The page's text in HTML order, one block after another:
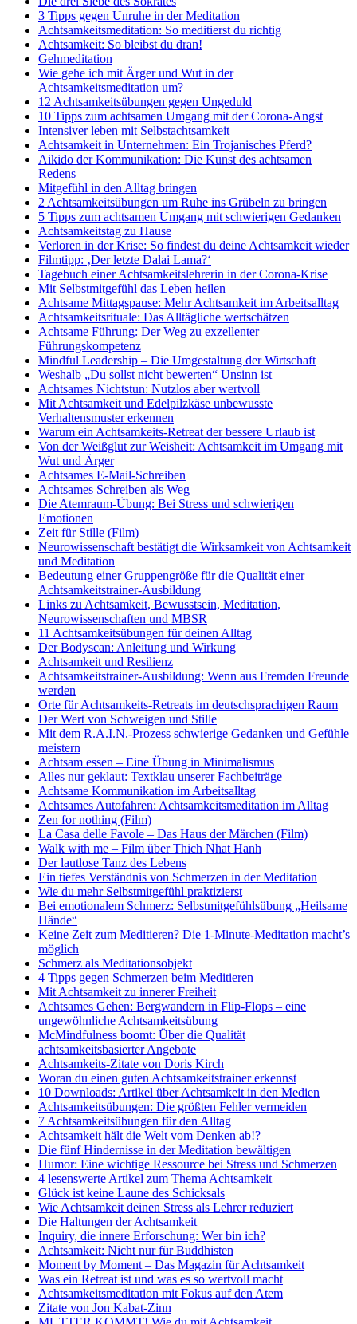
3 Tipps gegen Unruhe in der Meditation
Achtsamkeitsmeditation: So meditierst du richtig
Achtsamkeit: So bleibst du dran!
Gehmeditation
Wie gehe ich mit Ärger und Wut in der
Achtsamkeitsmeditation um?
12 Achtsamkeitsübungen gegen Ungeduld
10 Tipps zum achtsamen Umgang mit der Corona-Angst
Intensiver leben mit Selbstachtsamkeit
Achtsamkeit in Unternehmen: Ein Trojanisches Pferd?
Aikido der Kommunikation: Die Kunst des achtsamen
Redens
Mitgefühl in den Alltag bringen
2 Achtsamkeitsübungen um Ruhe ins Grübeln zu bringen
5 Tipps zum achtsamen Umgang mit schwierigen Gedanken
Achtsamkeitstag zu Hause
Verloren in der Krise: So findest du deine Achtsamkeit wieder
Filmtipp: ‚Der letzte Dalai Lama?‘
Tagebuch einer Achtsamkeitslehrerin in der Corona-Krise
Mit Selbstmitgefühl das Leben heilen
Achtsame Mittagspause: Mehr Achtsamkeit im Arbeitsalltag
Achtsamkeitsrituale: Das Alltägliche wertschätzen
Achtsame Führung: Der Weg zu exzellenter
Führungskompetenz
Mindful Leadership – Die Umgestaltung der Wirtschaft
Weshalb „Du sollst nicht bewerten“ Unsinn ist
Achtsames Nichtstun: Nutzlos aber wertvoll
Mit Achtsamkeit und Edelpilzkäse unbewusste
Verhaltensmuster erkennen
Warum ein Achtsamkeits-Retreat der bessere Urlaub ist
Von der Weißglut zur Weisheit: Achtsamkeit im Umgang mit
Wut und Ärger
Achtsames E-Mail-Schreiben
Achtsames Schreiben als Weg
Die Atemraum-Übung: Bei Stress und schwierigen
Emotionen
Zeit für Stille (Film)
Neurowissenschaft bestätigt die Wirksamkeit von Achtsamkeit
und Meditation
Bedeutung einer Gruppengröße für die Qualität einer
Achtsamkeitstrainer-Ausbildung
Links zu Achtsamkeit, Bewusstsein, Meditation,
Neurowissenschaften und MBSR
11 Achtsamkeitsübungen für deinen Alltag
Der Bodyscan: Anleitung und Wirkung
Achtsamkeit und Resilienz
Achtsamkeitstrainer-Ausbildung: Wenn aus Fremden Freunde
werden
Orte für Achtsamkeits-Retreats im deutschsprachigen Raum
Der Wert von Schweigen und Stille
Mit dem R.A.I.N.-Prozess schwierige Gedanken und Gefühle
meistern
Achtsam essen – Eine Übung in Minimalismus
Alles nur geklaut: Textklau unserer Fachbeiträge
Achtsame Kommunikation im Arbeitsalltag
Achtsames Autofahren: Achtsamkeitsmeditation im Alltag
Zen for nothing (Film)
La Casa delle Favole – Das Haus der Märchen (Film)
Walk with me – Film über Thich Nhat Hanh
Der lautlose Tanz des Lebens
Ein tiefes Verständnis von Schmerzen in der Meditation
Wie du mehr Selbstmitgefühl praktizierst
Bei emotionalem Schmerz: Selbstmitgefühlsübung „Heilsame
Hände“
Keine Zeit zum Meditieren? Die 1-Minute-Meditation macht’s
möglich
Schmerz als Meditationsobjekt
4 Tipps gegen Schmerzen beim Meditieren
Mit Achtsamkeit zu innerer Freiheit
Achtsames Gehen: Bergwandern in Flip-Flops – eine
ungewöhnliche Achtsamkeitsübung
McMindfulness boomt: Über die Qualität
achtsamkeitsbasierter Angebote
Achtsamkeits-Zitate von Doris Kirch
Woran du einen guten Achtsamkeitstrainer erkennst
10 Downloads: Artikel über Achtsamkeit in den Medien
Achtsamkeitsübungen: Die größten Fehler vermeiden
7 Achtsamkeitsübungen für den Alltag
Achtsamkeit hält die Welt vom Denken ab!?
Die fünf Hindernisse in der Meditation bewältigen
Humor: Eine wichtige Ressource bei Stress und Schmerzen
4 lesenswerte Artikel zum Thema Achtsamkeit
Glück ist keine Laune des Schicksals
Wie Achtsamkeit deinen Stress als Lehrer reduziert
Die Haltungen der Achtsamkeit
Inquiry, die innere Erforschung: Wer bin ich?
Achtsamkeit: Nicht nur für Buddhisten
Moment by Moment – Das Magazin für Achtsamkeit
Was ein Retreat ist und was es so wertvoll macht
Achtsamkeitsmeditation mit Fokus auf den Atem
Zitate von Jon Kabat-Zinn